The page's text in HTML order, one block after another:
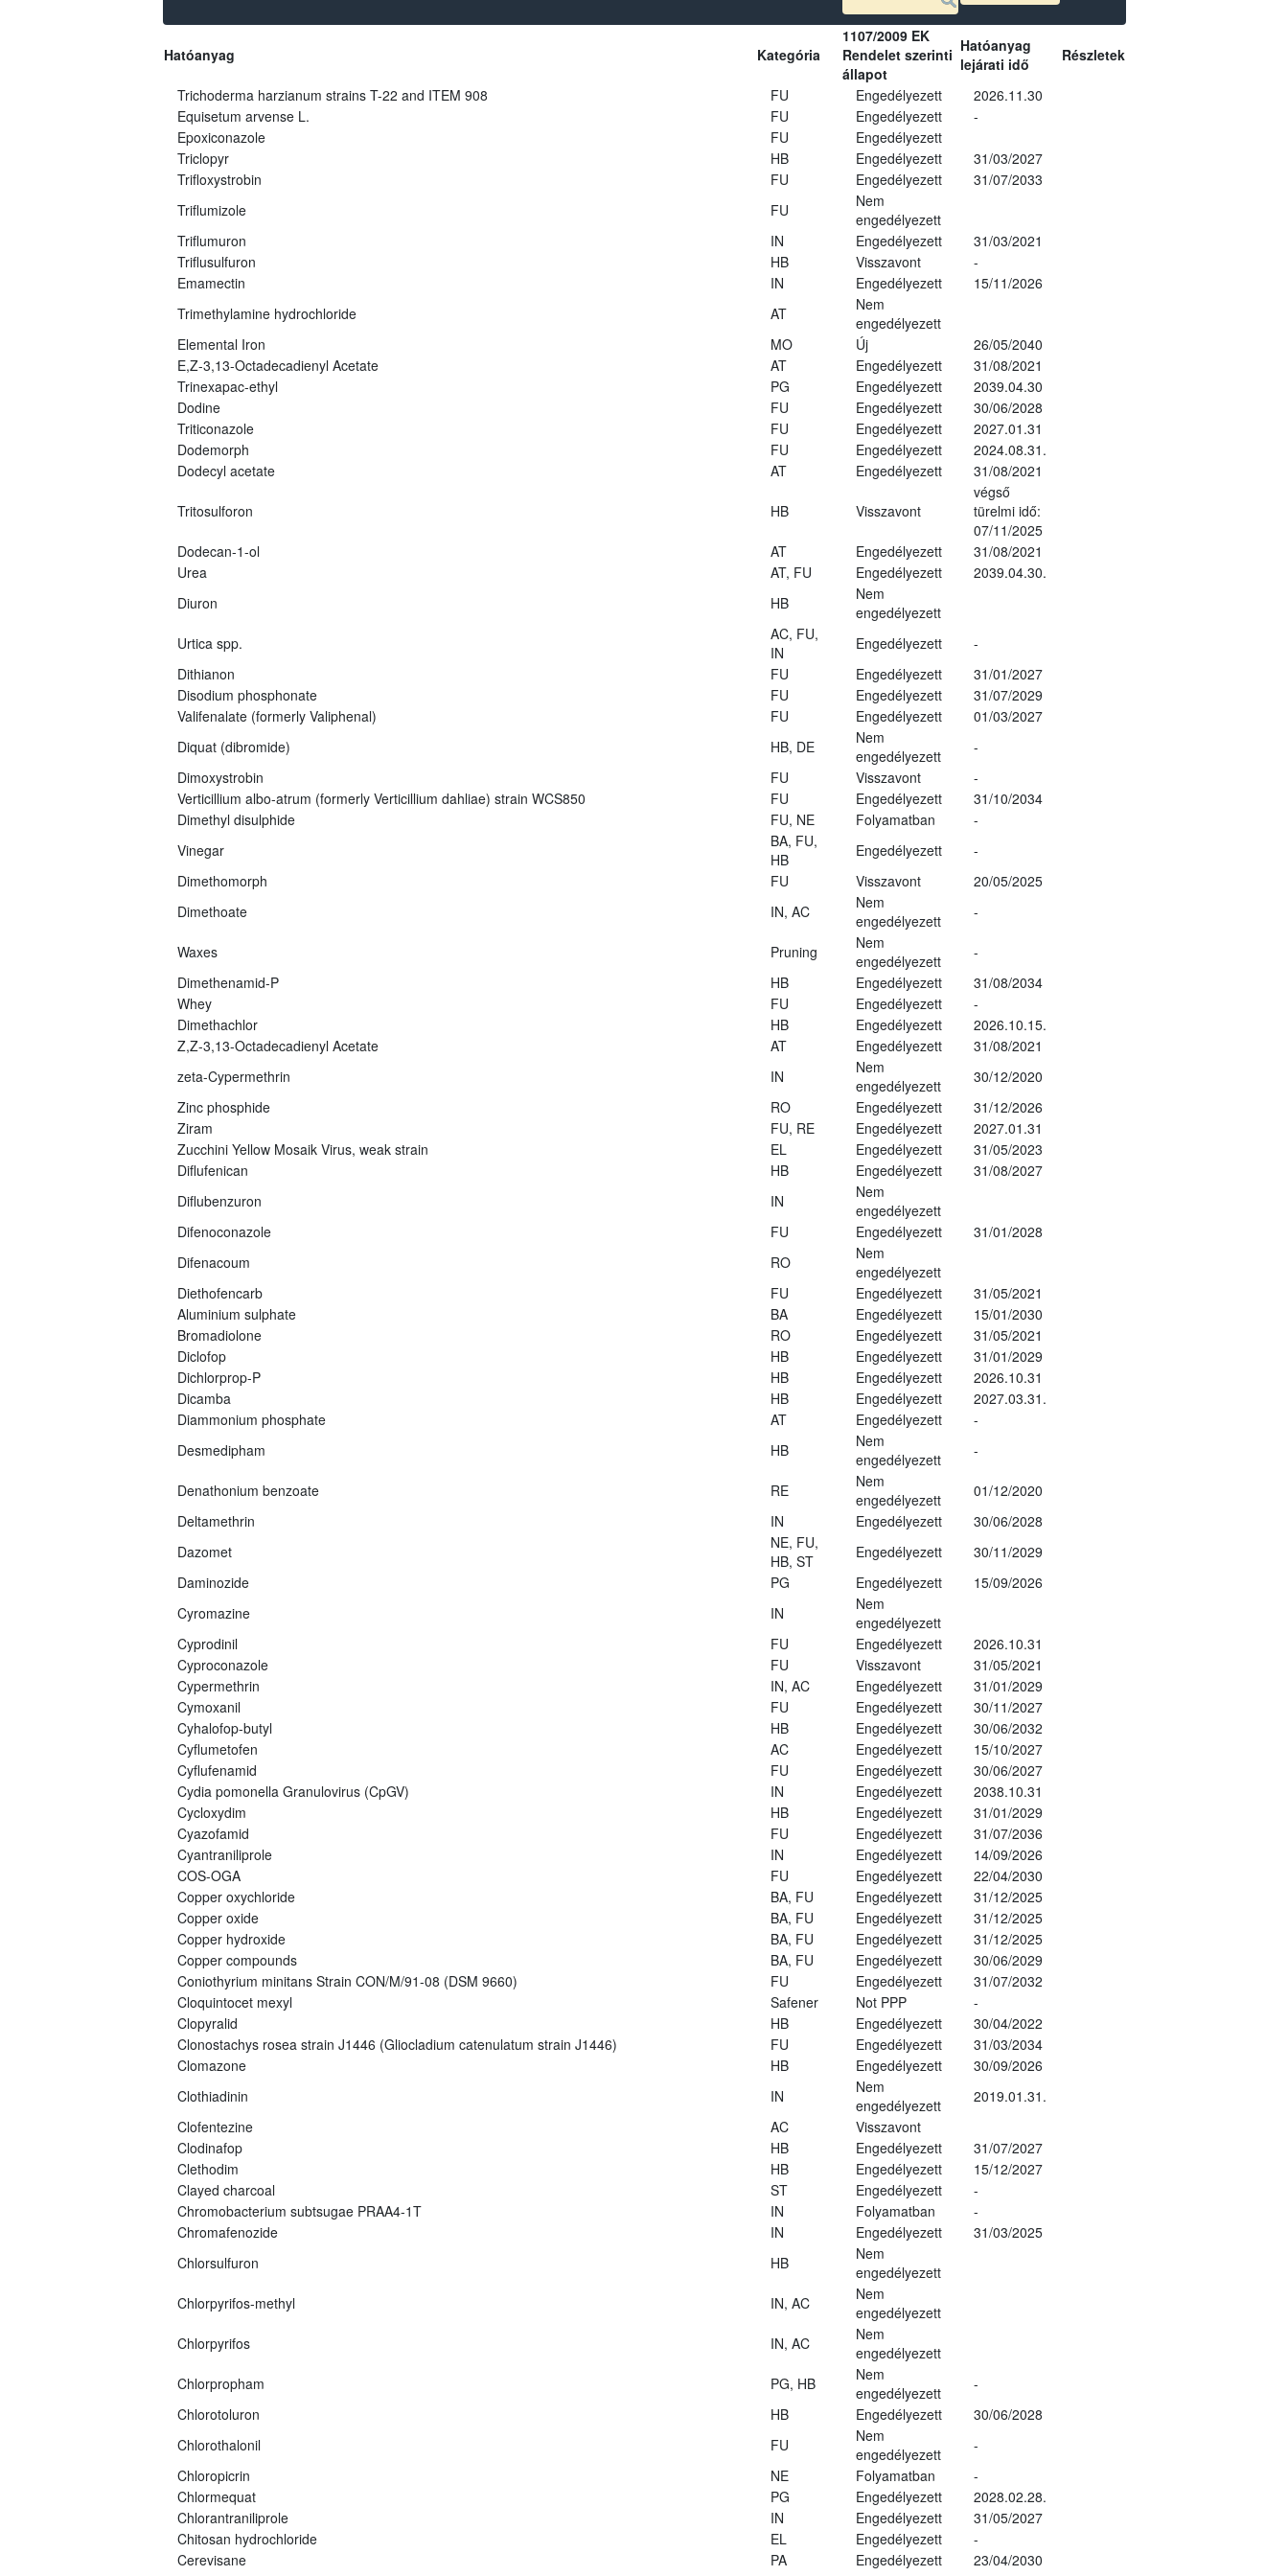
Hatóanyag Kategória
1107/2009 EK
Rendelet szerinti
állapot
Hatóanyag
lejárati idő
Részletek
Trichoderma harzianum strains T-22 and ITEM 908 FU Engedélyezett
2026.11.30
Equisetum arvense L.
FU Engedélyezett
-
Epoxiconazole
FU
Engedélyezett
Triclopyr
HB Engedélyezett
31/03/2027
Trifloxystrobin
FU Engedélyezett
31/07/2033
Triflumizole
FU
Nem
engedélyezett
Triflumuron
IN Engedélyezett
31/03/2021
Triflusulfuron
HB Visszavont
-
Emamectin
IN Engedélyezett
15/11/2026
Trimethylamine hydrochloride
AT
Nem
engedélyezett
Elemental Iron
MO Új
26/05/2040
E,Z-3,13-Octadecadienyl Acetate
AT Engedélyezett
31/08/2021
Trinexapac-ethyl
PG Engedélyezett
2039.04.30
Dodine
FU Engedélyezett
30/06/2028
Triticonazole
FU Engedélyezett
2027.01.31
Dodemorph
FU Engedélyezett
2024.08.31.
Dodecyl acetate
AT Engedélyezett 31/08/2021
Tritosulforon HB Visszavont
végső
türelmi idő:
07/11/2025
Dodecan-1-ol
AT Engedélyezett
31/08/2021
Urea
AT, FU Engedélyezett
2039.04.30.
Diuron
HB
Nem
engedélyezett
Urtica spp.
AC, FU,
IN
Engedélyezett
-
Dithianon
FU Engedélyezett
31/01/2027
Disodium phosphonate
FU Engedélyezett
31/07/2029
Valifenalate (formerly Valiphenal)
FU Engedélyezett
01/03/2027
Diquat (dibromide)
HB, DE
Nem
engedélyezett
-
Dimoxystrobin
FU Visszavont
-
Verticillium albo-atrum (formerly Verticillium dahliae) strain WCS850
FU Engedélyezett
31/10/2034
Dimethyl disulphide
FU, NE Folyamatban
-
Vinegar
BA, FU,
HB
Engedélyezett
-
Dimethomorph
FU Visszavont
20/05/2025
Dimethoate
IN, AC
Nem
engedélyezett
-
Waxes Pruning
Nem
engedélyezett
-
Dimethenamid-P
HB Engedélyezett
31/08/2034
Whey
FU Engedélyezett
-
Dimethachlor
HB Engedélyezett
2026.10.15.
Z,Z-3,13-Octadecadienyl Acetate
AT Engedélyezett
31/08/2021
zeta-Cypermethrin
IN
Nem
engedélyezett
30/12/2020
Zinc phosphide
RO Engedélyezett
31/12/2026
Ziram
FU, RE Engedélyezett
2027.01.31
Zucchini Yellow Mosaik Virus, weak strain
EL Engedélyezett
31/05/2023
Diflufenican
HB Engedélyezett
31/08/2027
Diflubenzuron
IN
Nem
engedélyezett
Difenoconazole
FU Engedélyezett
31/01/2028
Difenacoum
RO
Nem
engedélyezett
Diethofencarb
FU Engedélyezett
31/05/2021
Aluminium sulphate
BA Engedélyezett
15/01/2030
Bromadiolone
RO Engedélyezett
31/05/2021
Diclofop
HB Engedélyezett
31/01/2029
Dichlorprop-P
HB Engedélyezett
2026.10.31
Dicamba
HB Engedélyezett
2027.03.31.
Diammonium phosphate
AT Engedélyezett
-
Desmedipham
HB
Nem
engedélyezett
-
Denathonium benzoate RE
Nem
engedélyezett
01/12/2020
Deltamethrin
IN Engedélyezett
30/06/2028
Dazomet
NE, FU,
HB, ST
Engedélyezett
30/11/2029
Daminozide
PG Engedélyezett
15/09/2026
Cyromazine
IN
Nem
engedélyezett
Cyprodinil
FU Engedélyezett
2026.10.31
Cyproconazole
FU Visszavont
31/05/2021
Cypermethrin
IN, AC Engedélyezett
31/01/2029
Cymoxanil
FU Engedélyezett
30/11/2027
Cyhalofop-butyl
HB Engedélyezett
30/06/2032
Cyflumetofen
AC Engedélyezett
15/10/2027
Cyflufenamid
FU Engedélyezett
30/06/2027
Cydia pomonella Granulovirus (CpGV)
IN Engedélyezett
2038.10.31
Cycloxydim
HB Engedélyezett
31/01/2029
Cyazofamid
FU Engedélyezett
31/07/2036
Cyantraniliprole
IN Engedélyezett
14/09/2026
COS-OGA
FU Engedélyezett
22/04/2030
Copper oxychloride
BA, FU Engedélyezett
31/12/2025
Copper oxide
BA, FU Engedélyezett
31/12/2025
Copper hydroxide
BA, FU Engedélyezett
31/12/2025
Copper compounds
BA, FU Engedélyezett
30/06/2029
Coniothyrium minitans Strain CON/M/91-08 (DSM 9660)
FU Engedélyezett
31/07/2032
Cloquintocet mexyl
Safener Not PPP
-
Clopyralid
HB Engedélyezett
30/04/2022
Clonostachys rosea strain J1446 (Gliocladium catenulatum strain J1446)
FU Engedélyezett
31/03/2034
Clomazone
HB Engedélyezett
30/09/2026
Clothiadinin
IN
Nem
engedélyezett
2019.01.31.
Clofentezine
AC
Visszavont
Clodinafop
HB Engedélyezett
31/07/2027
Clethodim
HB Engedélyezett
15/12/2027
Clayed charcoal
ST Engedélyezett
-
Chromobacterium subtsugae PRAA4-1T
IN Folyamatban
-
Chromafenozide
IN Engedélyezett
31/03/2025
Chlorsulfuron
HB
Nem
engedélyezett
Chlorpyrifos-methyl
IN, AC
Nem
engedélyezett
Chlorpyrifos
IN, AC
Nem
engedélyezett
Chlorpropham
PG, HB
Nem
engedélyezett
-
Chlorotoluron
HB Engedélyezett
30/06/2028
Chlorothalonil
FU
Nem
engedélyezett
-
Chloropicrin
NE Folyamatban
-
Chlormequat
PG Engedélyezett
2028.02.28.
Chlorantraniliprole
IN Engedélyezett
31/05/2027
Chitosan hydrochloride
EL Engedélyezett
-
Cerevisane
PA Engedélyezett
23/04/2030